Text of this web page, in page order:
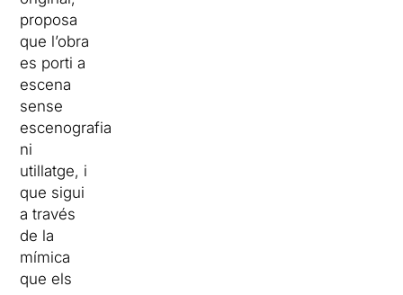
proposa
que l’obra
es porti a
escena
sense
escenografia
ni
utillatge, i
que sigui
a través
de la
mímica
que els